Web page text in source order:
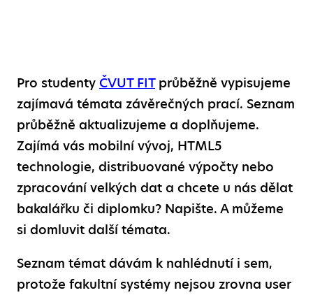
Pro studenty ČVUT FITprůběžně vypisujeme
zajímavá témata závěrečných prací. Seznam
průběžně aktualizujeme a doplňujeme.
Zajímá vás mobilní vývoj, HTML5
technologie, distribuované výpočty nebo
zpracování velkých dat a chcete u nás dělat
bakalářku či diplomku? Napište. A můžeme
si domluvit další témata.
Seznam témat dávám k nahlédnutí i sem,
protože fakultní systémy nejsou zrovna user